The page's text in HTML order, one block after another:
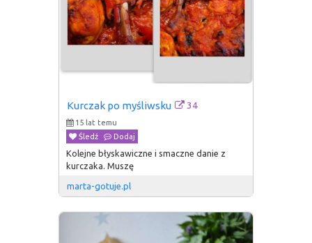
Kurczak po myśliwsku 34
15 lat temu
Śledź
Dodaj
Kolejne błyskawiczne i smaczne danie z
kurczaka. Muszę
marta-gotuje.pl